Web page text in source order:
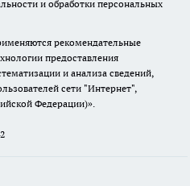
и обработки персональных
рекомендательные
предоставления
и анализа сведений,
сети "Интернет",
Федерации)».